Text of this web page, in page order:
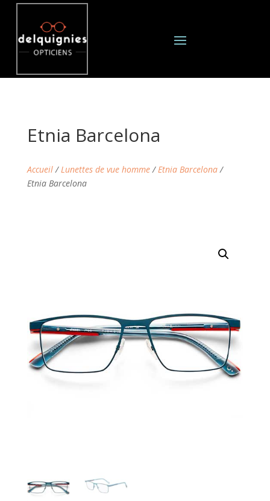
Etnia Barcelona
Accueil/Lunettes de vue homme/Etnia Barcelona/
Etnia Barcelona